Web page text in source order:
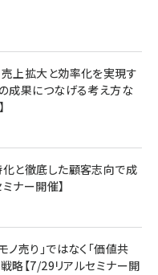
売上拡大と効率化を実現す
の成果につなげる考え方な
と徹底した顧客志向で成
ナー開催】
売り」ではなく「価値共
略【7/29リアルセミナー開